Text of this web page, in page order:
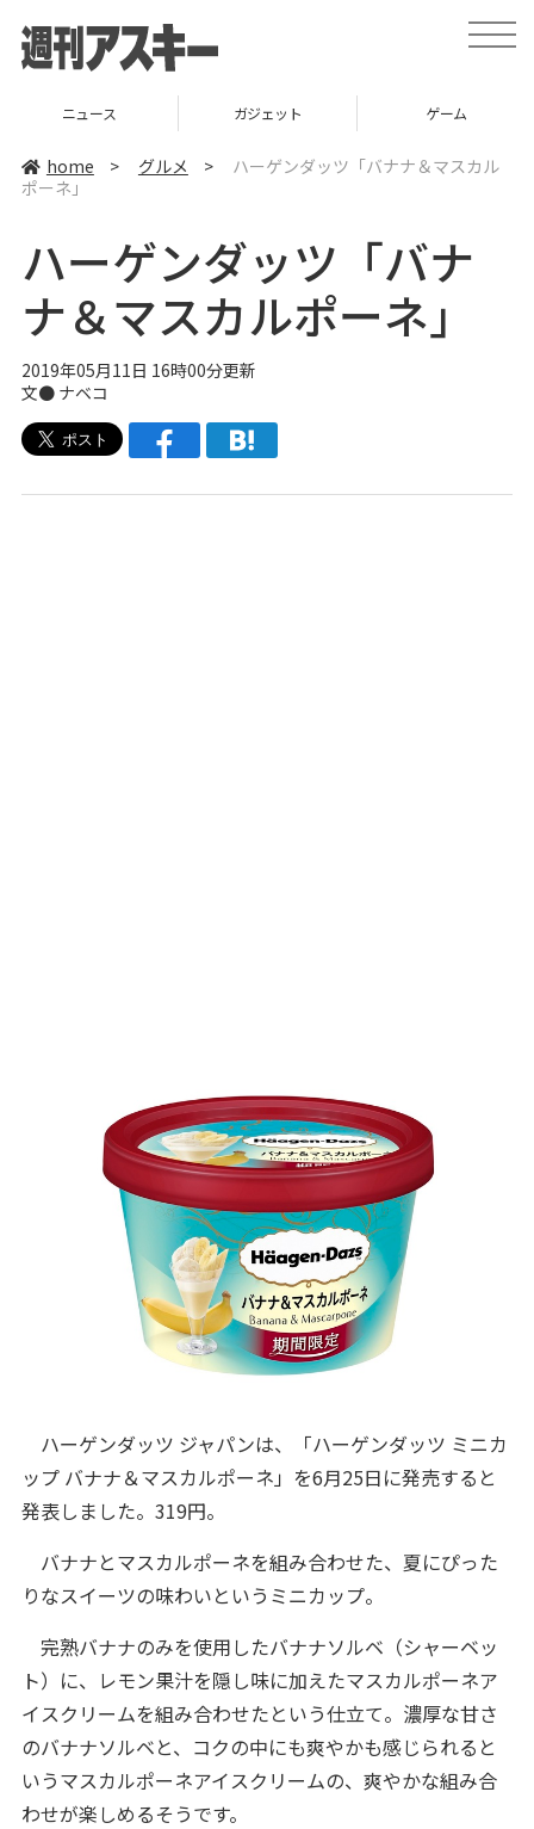
t
o
v
ニュース ガジェット ゲーム
home > グルメ >
ハーゲンダッツ「バナナ＆マスカル
ポーネ」
ハーゲンダッツ「バナ
ナ＆マスカルポーネ」
2019年05月11日 16時00分更新
文● ナベコ
ハーゲンダッツ ジャパンは、「ハーゲンダッツ ミニカ
ップ バナナ＆マスカルポーネ」を6月25日に発売すると
発表しました。319円。
バナナとマスカルポーネを組み合わせた、夏にぴった
りなスイーツの味わいというミニカップ。
完熟バナナのみを使用したバナナソルベ（シャーベッ
ト）に、レモン果汁を隠し味に加えたマスカルポーネア
イスクリームを組み合わせたという仕立て。濃厚な甘さ
のバナナソルベと、コクの中にも爽やかも感じられると
いうマスカルポーネアイスクリームの、爽やかな組み合
わせが楽しめるそうです。